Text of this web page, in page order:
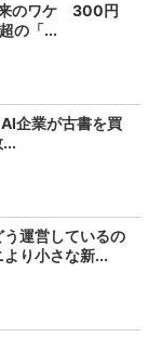
来のワケ 300円
の「...
企業が古書を買
う運営しているの
り小さな新...